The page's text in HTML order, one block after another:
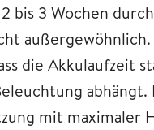
bis 3 Wochen
die Akkulaufzeit
abhängt.
mit maximaler